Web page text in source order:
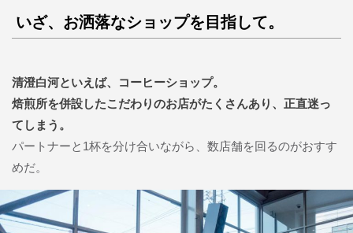
いざ、お洒落なショップを目指して。
清澄白河といえば、コーヒーショップ。
焙煎所を併設したこだわりのお店がたくさんあり、正直迷っ
てしまう。
パートナーと1杯を分け合いながら、数店舗を回るのがおすす
めだ。